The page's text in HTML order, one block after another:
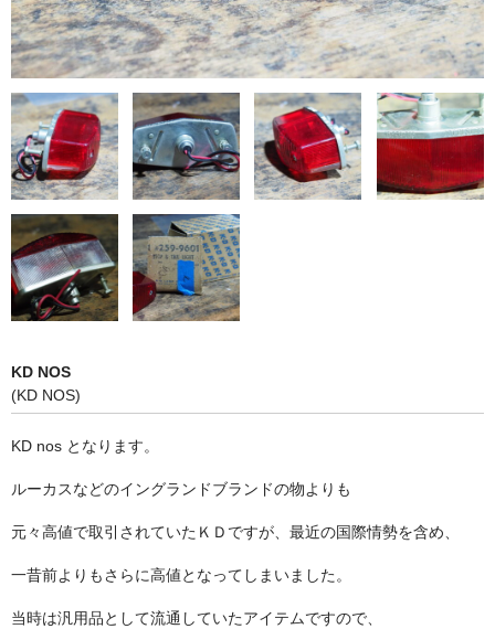
KD NOS
(KD NOS)
KD nos となります。
ルーカスなどのイングランドブランドの物よりも
元々高値で取引されていたＫＤですが、最近の国際情勢を含め、
一昔前よりもさらに高値となってしまいました。
当時は汎用品として流通していたアイテムですので、